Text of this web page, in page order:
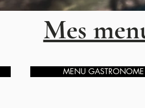
Mes
MENU GASTRONOME